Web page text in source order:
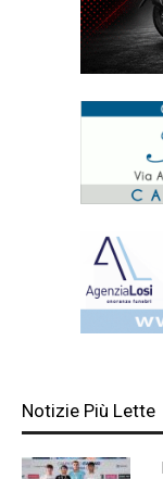
Notizie Più Lette